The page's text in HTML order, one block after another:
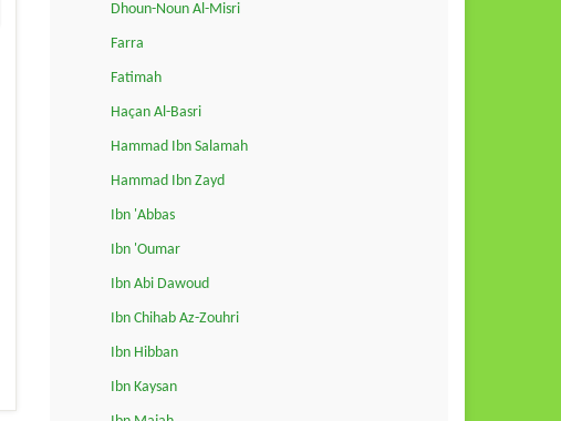
Dhoun-Noun Al-Misri
Farra
Fatimah
Haçan Al-Basri
Hammad Ibn Salamah
Hammad Ibn Zayd
Ibn 'Abbas
Ibn 'Oumar
Ibn Abi Dawoud
Ibn Chihab Az-Zouhri
Ibn Hibban
Ibn Kaysan